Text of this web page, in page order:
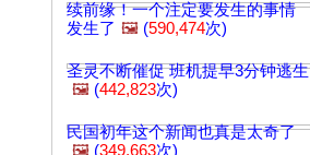
续前缘！一个注定要发生的事情
发生了 🖼️ (590,474次)
圣灵不断催促 班机提早3分钟逃生
🖼️ (442,823次)
民国初年这个新闻也真是太奇了
🖼️ (349,663次)